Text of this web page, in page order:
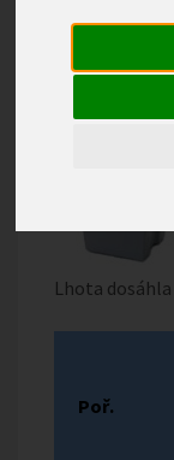
Lhota
Poř.